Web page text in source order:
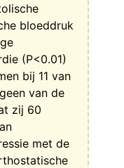
bloeddruk
(P<0.01)
bij 11 van
van de
zij 60
met de